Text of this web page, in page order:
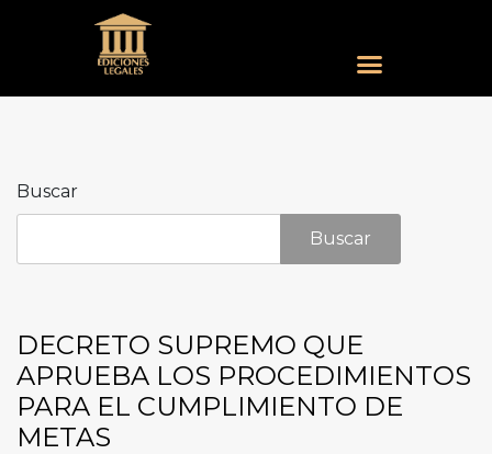
Buscar
Buscar
DECRETO SUPREMO QUE
APRUEBA LOS PROCEDIMIENTOS
PARA EL CUMPLIMIENTO DE
METAS